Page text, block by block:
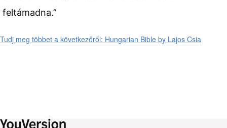
feltámadna.”
Tudj meg többet a következőről: Hungarian Bible by Lajos Csia